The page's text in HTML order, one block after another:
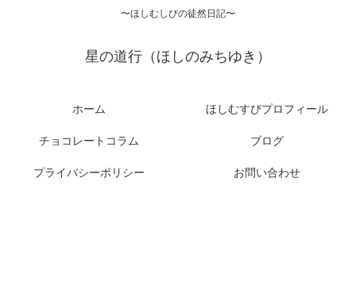
〜ほしむしびの徒然日記〜
星の道行（ほしのみちゆき）
ホーム ほしむすびプロフィール
チョコレートコラム ブログ
プライバシーポリシー お問い合わせ